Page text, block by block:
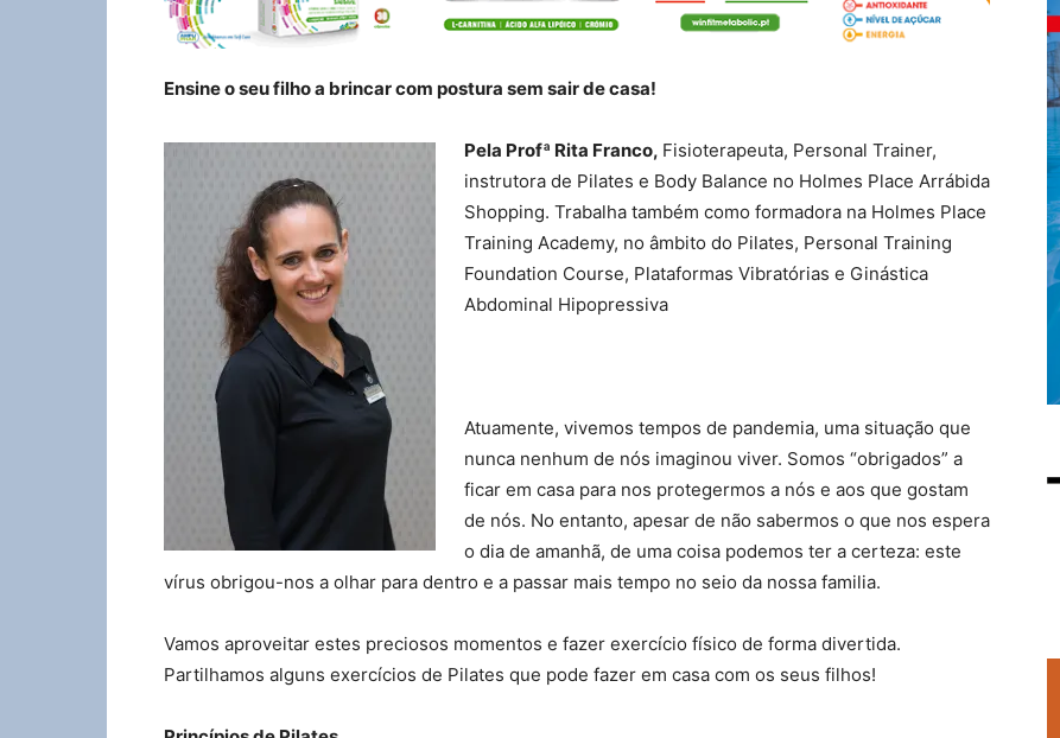
Ensine o seu filho a brincar com postura sem sair de casa!
Pela Profª Rita Franco, Fisioterapeuta, Personal Trainer,
instrutora de Pilates e Body Balance no Holmes Place Arrábida
Shopping. Trabalha também como formadora na Holmes Place
Training Academy, no âmbito do Pilates, Personal Training
Foundation Course, Plataformas Vibratórias e Ginástica
Abdominal Hipopressiva
Atuamente, vivemos tempos de pandemia, uma situação que
nunca nenhum de nós imaginou viver. Somos “obrigados” a
ficar em casa para nos protegermos a nós e aos que gostam
de nós. No entanto, apesar de não sabermos o que nos espera
o dia de amanhã, de uma coisa podemos ter a certeza: este
vírus obrigou-nos a olhar para dentro e a passar mais tempo no seio da nossa familia.
Vamos aproveitar estes preciosos momentos e fazer exercício físico de forma divertida.
Partilhamos alguns exercícios de Pilates que pode fazer em casa com os seus filhos!